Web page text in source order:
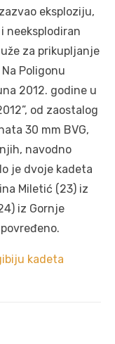
eksploziju,
neeksplodiran
za prikupljanje
Poligonu
2012. godine u
od zaostalog
30 mm BVG,
navodno
je dvoje kadeta
Miletić (23) iz
iz Gornje
kadeta